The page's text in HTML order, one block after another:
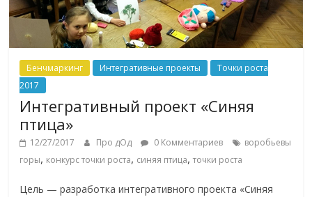
Бенчмаркинг Интегративные проекты
Точки роста
2017
Интегративный проект «Синяя
птица»
12/27/2017 Про дОд 0 Комментариев
воробьевы
горы, конкурс точки роста, синяя птица,точки роста
Цель — разработка интегративного проекта «Синяя